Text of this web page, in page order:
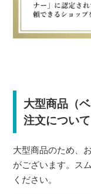
大型商品（
注文について
大型商品のため、
がございます。ス
ください。